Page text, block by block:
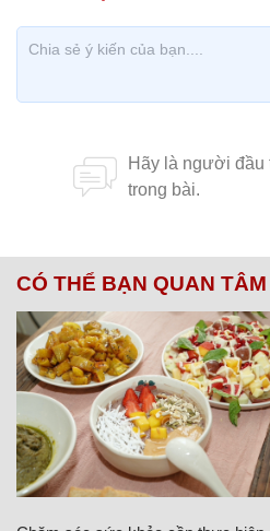
CÓ THỂ BẠN QUAN TÂM